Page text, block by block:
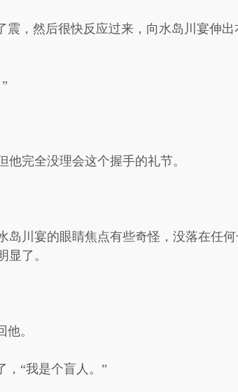
震，然后很快反应过来，向水岛川宴伸
完全没理会这个握手的礼节。
岛川宴的眼睛焦点有些奇怪，没落在任
显了。
。
，“我是个盲人。”